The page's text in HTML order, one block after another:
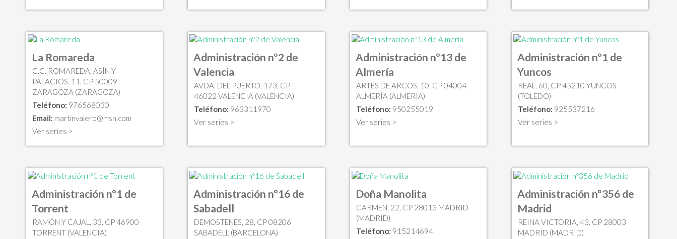
La Romareda
C.C. ROMAREDA, ASÍN Y
PALACIOS, 11, CP 50009
ZARAGOZA (ZARAGOZA)
Teléfono: 976568030
Email: martinvalero@msn.com
Ver series >
Administración nº2 de
Valencia
AVDA. DEL PUERTO, 173, CP
46022 VALENCIA (VALENCIA)
Teléfono: 963311970
Ver series >
Administración nº13 de
Almería
ARTES DE ARCOS, 10, CP 04004
ALMERÍA (ALMERIA)
Teléfono: 950255019
Ver series >
Administración nº1 de
Yuncos
REAL, 60, CP 45210 YUNCOS
(TOLEDO)
Teléfono: 925537216
Ver series >
Administración nº1 de
Torrent
RAMON Y CAJAL, 33, CP 46900
TORRENT (VALENCIA)
Administración nº16 de
Sabadell
DEMOSTENES, 28, CP 08206
SABADELL (BARCELONA)
Doña Manolita
CARMEN, 22, CP 28013 MADRID
(MADRID)
Teléfono: 915214694
Administración nº356 de
Madrid
REINA VICTORIA, 43, CP 28003
MADRID (MADRID)